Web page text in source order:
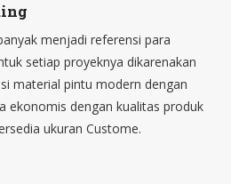
menjadi referensi para
setiap proyeknya dikarenakan
material pintu modern dengan
ekonomis dengan kualitas produk
ukuran Custome.